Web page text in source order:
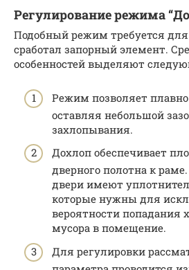
Регулирование режима
Подобный режим требуется для
сработал запорный элемент.
особенностей выделяют
Режим позволяет
оставляя небольшой
захлопывания.
Дохлоп обеспечивает
дверного полотна к
двери имеют
которые нужны для
вероятности попадания
мусора в помещение.
Для регулировки